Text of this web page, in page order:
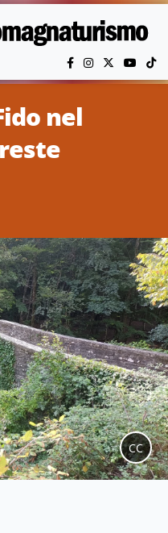
nel
CC